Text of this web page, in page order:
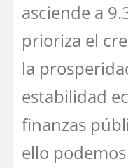
asciende a
prioriza el
la
estabilidad
finanzas
ello